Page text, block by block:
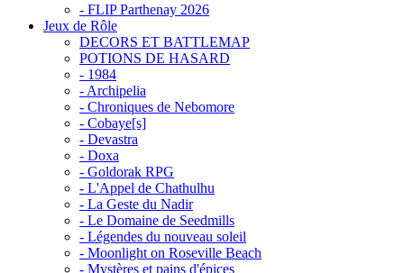
- FLIP Parthenay 2026
Jeux de Rôle
DECORS ET BATTLEMAP
POTIONS DE HASARD
- 1984
- Archipelia
- Chroniques de Nebomore
- Cobaye[s]
- Devastra
- Doxa
- Goldorak RPG
- L'Appel de Chathulhu
- La Geste du Nadir
- Le Domaine de Seedmills
- Légendes du nouveau soleil
- Moonlight on Roseville Beach
- Mystères et pains d'épices